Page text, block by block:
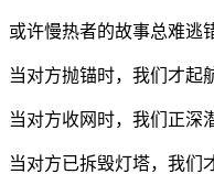
或许慢热者的故事总难逃
当对方抛锚时，我们才起
当对方收网时，我们正深
当对方已拆毁灯塔，我们